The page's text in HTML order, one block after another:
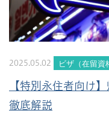
2025.05.02 ビザ（在留資
【特別永住者向け
徹底解説